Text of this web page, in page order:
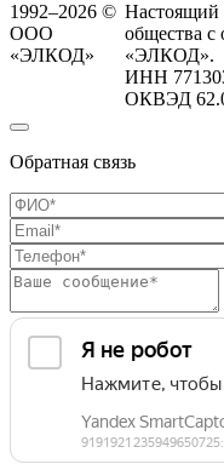
1992–2026 ©
ООО
«ЭЛКОД»
Настоящий
общества с
«ЭЛКОД».
ИНН
ОКВЭД
Обратная связь